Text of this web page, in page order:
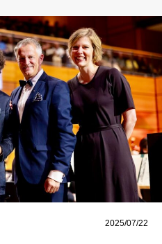
2025/07/22